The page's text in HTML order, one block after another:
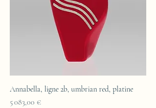
Annabella, ligne 2b, umbrian red, platine
Prix
5 083,00 €